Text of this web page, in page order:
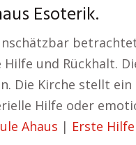
Esoterik.
und Rückhalt.
Die Kirche stellt
Hilfe oder
Ahaus | Erste